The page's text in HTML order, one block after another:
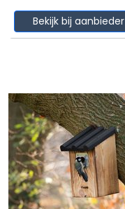
Bekijk bij aanbieder